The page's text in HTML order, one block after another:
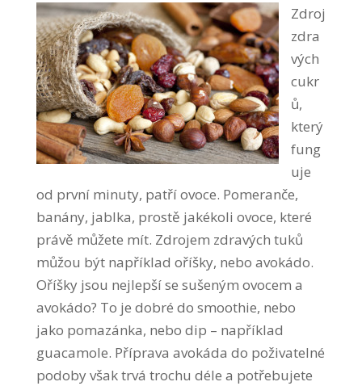
Zdroj
zdra
vých
cukr
ů,
který
fung
uje
od první minuty, patří ovoce. Pomeranče,
banány, jablka, prostě jakékoli ovoce, které
právě můžete mít. Zdrojem zdravých tuků
můžou být například oříšky, nebo avokádo.
Oříšky jsou nejlepší se sušeným ovocem a
avokádo? To je dobré do smoothie, nebo
jako pomazánka, nebo dip – například
guacamole. Příprava avokáda do poživatelné
podoby však trvá trochu déle a potřebujete